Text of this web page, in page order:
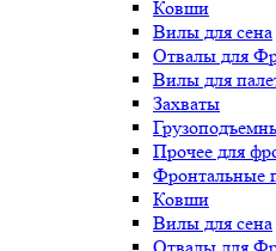
Ковши
Вилы для сена
Отвалы для
Вилы для
Захваты
Прочее для
Фронтальные
Ковши
Вилы для сена